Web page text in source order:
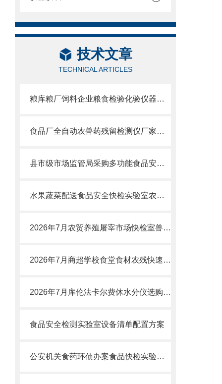
技术文章
TECHNICAL ARTICLES
粮库粮厂饲料企业粮食检验化验仪器设备有哪些
食品厂全自动农兽药残留检测仪厂家品牌推荐及选型指南
县市级市场监管局采购多功能食品安全检测仪哪个品牌好？
水果蔬菜配送食品安全快检实验室农药残留检测仪器设备全套采购清单
2026年7月农贸养殖屠宰市场快检室兽药残留检测仪选购攻略：性价比厂家测评
2026年7月商超学校食堂食材农残快速检测设备怎么选？高性价比厂家测评
2026年7月库伦法卡尔费休水分仪选购攻略：权-威测评报告
食品安全检测实验室设备清单配置方案
公安机关食药环侦办案食品快检实验室建设及执法检测配套仪器设备清单